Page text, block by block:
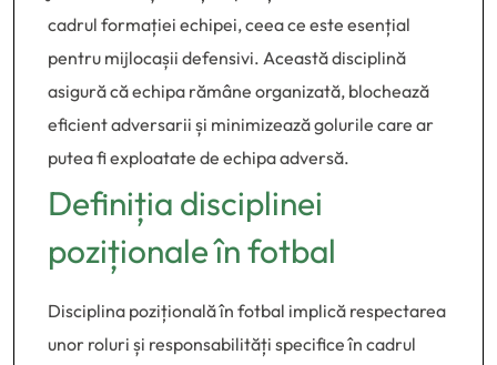
cadrul formației echipei, ceea ce este esențial
pentru mijlocașii defensivi. Această disciplină
asigură că echipa rămâne organizată, blochează
eficient adversarii și minimizează golurile care ar
putea fi exploatate de echipa adversă.
Definiția disciplinei
poziționale în fotbal
Disciplina pozițională în fotbal implică respectarea
unor roluri și responsabilități specifice în cadrul